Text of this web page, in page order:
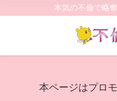
本気の不倫で略
本ページはプロ